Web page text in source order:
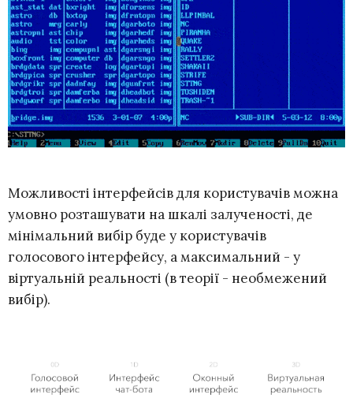
Можливості інтерфейсів для користувачів можна
умовно розташувати на шкалі залученості, де
мінімальний вибір буде у користувачів
голосового інтерфейсу, а максимальний - у
віртуальній реальності (в теорії - необмежений
вибір).